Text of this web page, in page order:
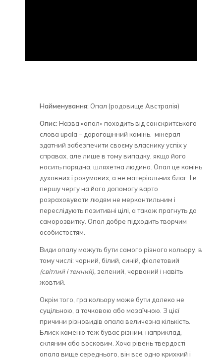
Найменування: Опал (родовище Австралія)
Опис: Назва «опал» походить від санскритського
слова upala – дорогоцінний камінь. мінерал
здатний забезпечити своєму власнику успіх у
справах, але лише в тому випадку, якщо його
носить порядна, шляхетна людина. Опал це камінь
духовних і розумових, а не матеріальних благ. І в
першу чергу на його допомогу варто
розраховувати людям не меркантильним і
переслідують позитивні цілі, а також прагнуть до
саморозвитку. Опал добре підходить творчим
особистостям.
Види опалу можуть бути самого різного кольору, в
тому числі: чорний, білий, синій, фіолетовий
(світлий і темний),зелений, червоний і навіть
жовтий.
Окрім того, гра кольору може бути далеко не
суцільною, а точковою або мозаїчною. З цієї
причини різновидів опала величезна кількість.
Блиск каменю теж буває різним, наприклад,
скляним або восковим. Хоча рівень твердості
опала вище середнього, він все одно крихкий і